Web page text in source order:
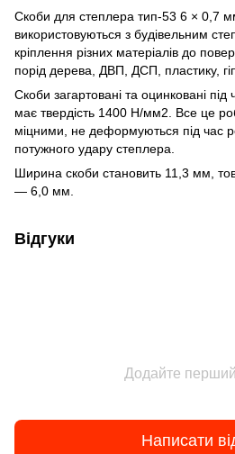
Скоби для степлера тип-53 6 × 0,7
використовуються з будівельним
кріплення різних матеріалів до
порід дерева, ДВП, ДСП, пластику,
Скоби загартовані та оцинковані
має твердість 1400 Н/мм2. Все це
міцними, не деформуються під час
потужного удару степлера.
Ширина скоби становить 11,3 мм,
— 6,0 мм.
Відгуки
Додайте перший
Написати